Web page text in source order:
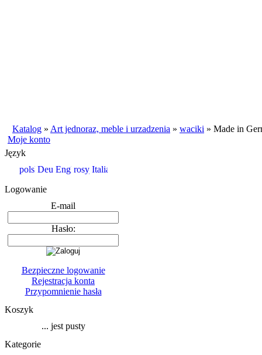
Katalog » Art jednoraz, meble i urzadzenia » waciki » Made in
Moje konto
Język
Logowanie
E-mail
Hasło:
Bezpieczne logowanie
Rejestracja konta
Przypomnienie hasła
Koszyk
... jest pusty
Kategorie